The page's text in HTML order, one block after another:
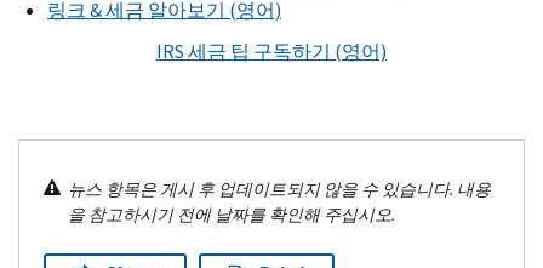
링크 & 세금 알아보기 (영어)
IRS세금 팁 구독하기 (영어)
뉴스 항목은 게시 후 업데이트되지 않을 수 있습니다. 내용
을 참고하시기 전에 날짜를 확인해 주십시오.